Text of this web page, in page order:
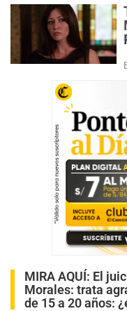
MIRA AQUÍ: El
Morales: trata
de 15 a 20 años: